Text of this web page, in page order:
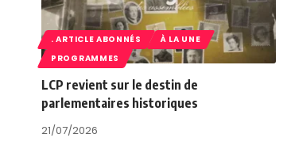
. ARTICLE ABONNÉS
À LA UNE
PROGRAMMES
LCP revient sur le destin de
parlementaires historiques
21/07/2026